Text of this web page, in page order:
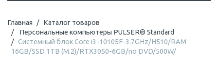
Главная
Каталог товаров
Персональные компьютеры PULSER® Standard
Системный блок Core i3-10105F-3.7GHz/H510/RAM
16GB/SSD 1TB (M.2)/RTX3050-6GB/no DVD/500W/